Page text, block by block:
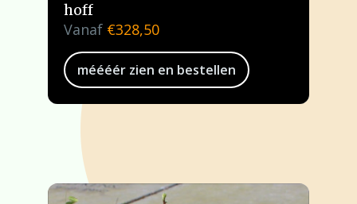
hoff
Vanaf €328,50
méééér zien en bestellen